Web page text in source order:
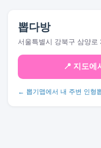
뽑다방
서울특별시 강북구 삼양로
📍 지도에
← 뽑기맵에서 내 주변 인형